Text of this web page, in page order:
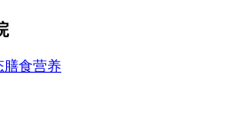
膳食营养